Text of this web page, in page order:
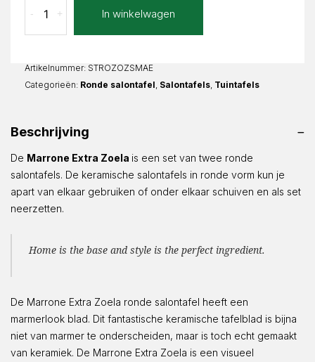
Extra
Zoela
aantal
+
- In winkelwagen
Artikelnummer: STROZOZSMAE
Categorieën: Ronde salontafel Salontafels Tuintafels
Beschrijving
De Marrone Extra Zoela is een set van twee ronde
salontafels. De keramische salontafels in ronde vorm kun je
apart van elkaar gebruiken of onder elkaar schuiven en als set
neerzetten.
Home is the base and style is the perfect ingredient.
De Marrone Extra Zoela ronde salontafel heeft een
marmerlook blad. Dit fantastische keramische tafelblad is bijna
niet van marmer te onderscheiden, maar is toch echt gemaakt
van keramiek. De Marrone Extra Zoela is een visueel